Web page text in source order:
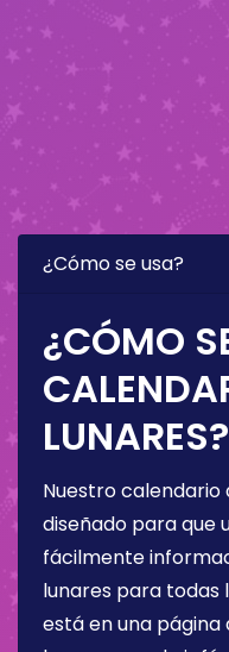
¿Cómo se usa?
¿CÓMO
LUNARES?
Nuestro calendario
diseñado para que
fácilmente
lunares para todas
está en una página